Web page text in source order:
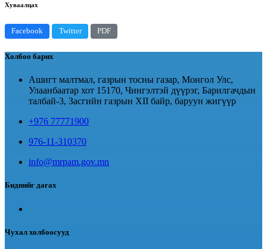
Хуваалцах
Facebook Twitter PDF
Холбоо барих
Ашигт малтмал, газрын тосны газар, Монгол Улс,
Улаанбаатар хот 15170, Чингэлтэй дүүрэг, Барилгачдын
талбай-3, Засгийн газрын XII байр, баруун жигүүр
+976 77771900
976-11-310370
info@mrpam.gov.mn
Биднийг дагах
Чухал холбоосууд